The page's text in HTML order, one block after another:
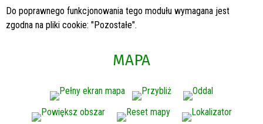
Do poprawnego funkcjonowania tego modułu wymagana jest
zgodna na pliki cookie: "Pozostałe".
MAPA